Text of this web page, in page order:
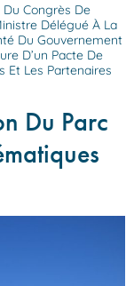
Congrès De
Délégué À La
Du Gouvernement
D’un Pacte De
Et Les Partenaires
Du Parc